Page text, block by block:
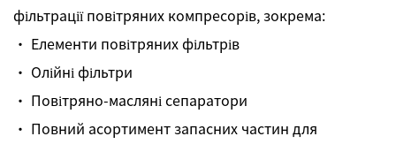
фільтрації повітряних компресорів, зокрема:
· Елементи повітряних фільтрів
· Олійні фільтри
· Повітряно-масляні сепаратори
· Повний асортимент запасних частин для